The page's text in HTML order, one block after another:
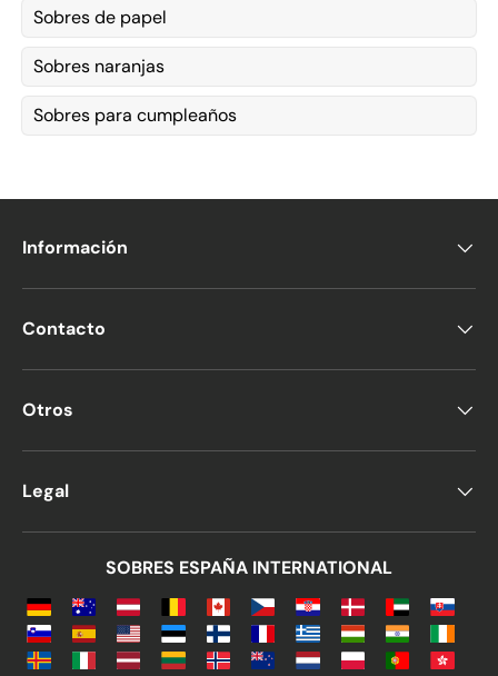
Sobres de papel
Sobres naranjas
Sobres para cumpleaños
Información
Contacto
Otros
Legal
SOBRES ESPAÑA INTERNATIONAL